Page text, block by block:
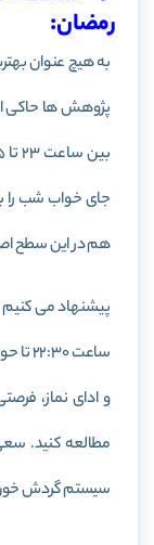
رمضان:
به هیچ عنوان
پژوهش ها حاکی
جای خواب شب را
هم در این سطح
پیشنهاد می کنیم
و ادای نماز،
مطالعه کنید.
سیستم گردش